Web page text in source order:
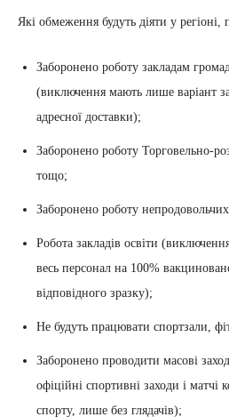
Які обмеження будуть діяти у
Заборонено роботу закладам
(виключення мають лише варіант
адресної доставки);
Заборонено роботу Торговельно-
тощо;
Заборонено роботу
Робота закладів освіти
весь персонал на 100%
відповідного зразку);
Не будуть працювати спортзали,
Заборонено проводити масові
офіційні спортивні заходи і матчі
спорту, лише без глядачів);